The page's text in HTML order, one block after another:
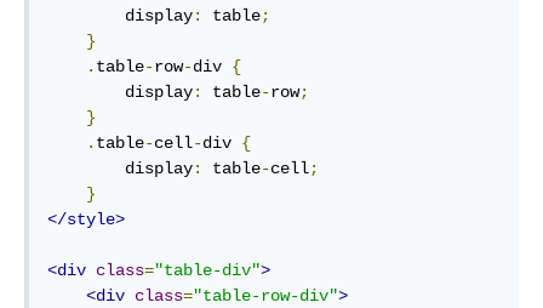
        display
: table;
}
. table-row-div {
        display
: table-row;
}
. table-cell-div {
        display
: table-cell;
}
</style>
<div class="table-div">
<div class="table-row-div">